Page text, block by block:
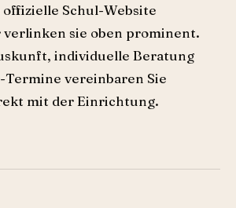
Schul-Website
sie oben prominent.
individuelle Beratung
vereinbaren Sie
mit der Einrichtung.